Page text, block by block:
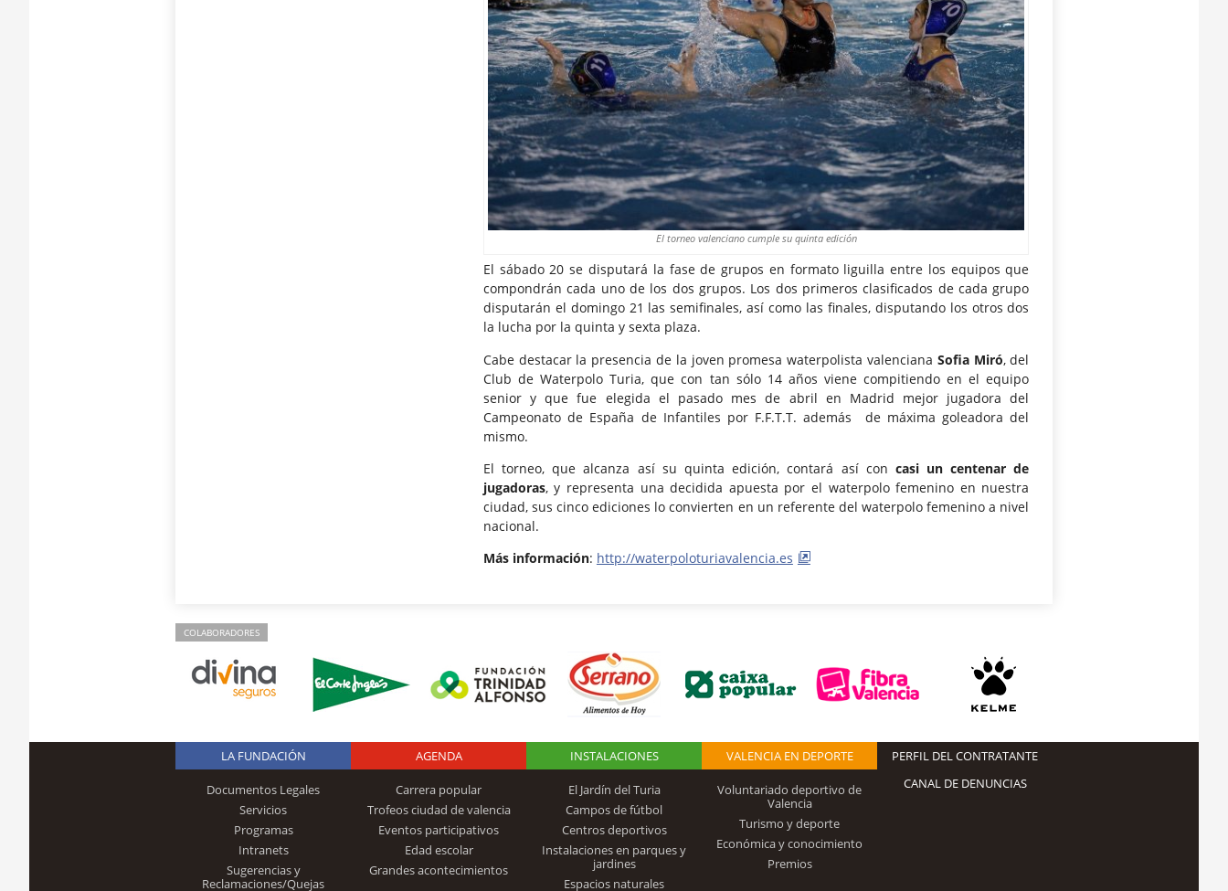
El torneo valenciano cumple su quinta edición
El sábado 20 se disputará la fase de grupos en formato liguilla entre los equipos que
compondrán cada uno de los dos grupos. Los dos primeros clasificados de cada grupo
disputarán el domingo 21 las semifinales, así como las finales, disputando los otros dos
la lucha por la quinta y sexta plaza.
Cabe destacar la presencia de la joven promesa waterpolista valenciana Sofia Miró, del
Club de Waterpolo Turia, que con tan sólo 14 años viene compitiendo en el equipo
senior y que fue elegida el pasado mes de abril en Madrid mejor jugadora del
Campeonato de España de Infantiles por F.F.T.T. además de máxima goleadora del
mismo.
El torneo, que alcanza así su quinta edición, contará así con casi un centenar de
jugadoras, y representa una decidida apuesta por el waterpolo femenino en nuestra
ciudad, sus cinco ediciones lo convierten en un referente del waterpolo femenino a nivel
nacional.
Más información: http://waterpoloturiavalencia.es
COLABORADORES
Logo Fundación
Trinidad Alfonso
LA FUNDACIÓN
Documentos Legales
Servicios
Programas
Intranets
Sugerencias y
Reclamaciones/Quejas
AGENDA
Carrera popular
Trofeos ciudad de valencia
Eventos participativos
Edad escolar
Grandes acontecimientos
INSTALACIONES
El Jardín del Turia
Campos de fútbol
Centros deportivos
Instalaciones en parques y
jardines
Espacios naturales
VALENCIA EN DEPORTE
Voluntariado deportivo de
Valencia
Turismo y deporte
Económica y conocimiento
Premios
PERFIL DEL CONTRATANTE
CANAL DE DENUNCIAS